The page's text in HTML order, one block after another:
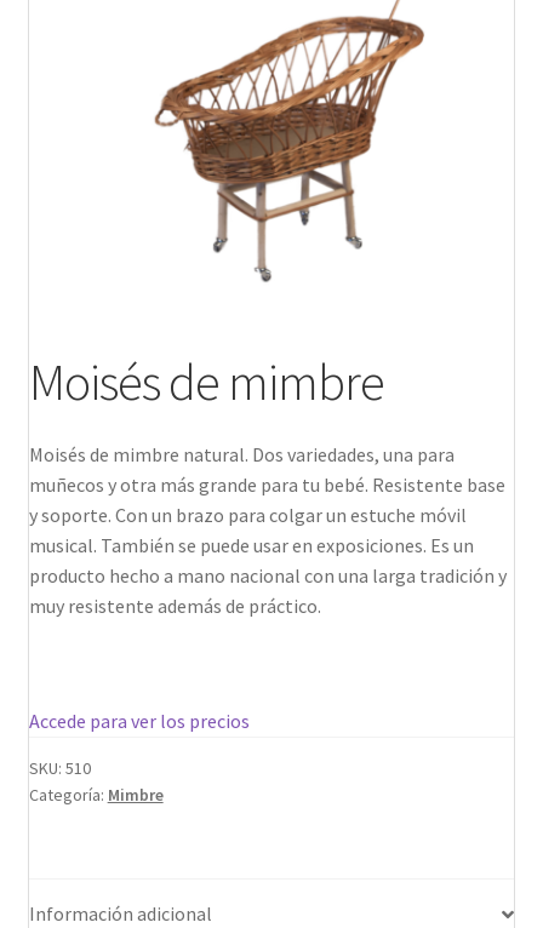
Moisés de mimbre
Moisés de mimbre natural. Dos variedades, una para
muñecos y otra más grande para tu bebé. Resistente base
y soporte. Con un brazo para colgar un estuche móvil
musical. También se puede usar en exposiciones. Es un
producto hecho a mano nacional con una larga tradición y
muy resistente además de práctico.
Accede para ver los precios
SKU: 510
Categoría: Mimbre
Información adicional